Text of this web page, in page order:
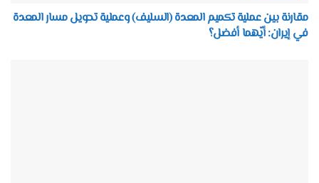
مقارنة بين عملية تكميم المعدة (السليف) وعملية تحويل مسار المعدة
في إيران: أيّهما أفضل؟